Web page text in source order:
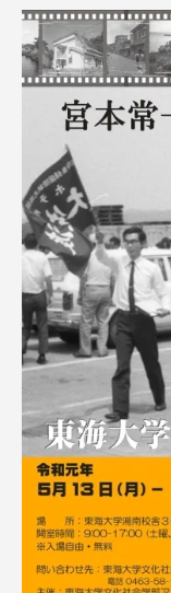
資
在学生・保護者向け